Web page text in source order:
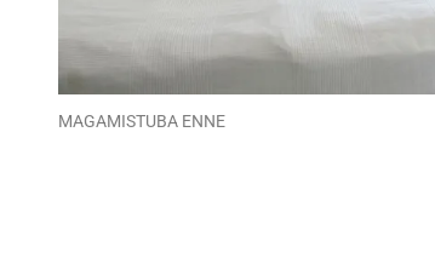
MAGAMISTUBA ENNE